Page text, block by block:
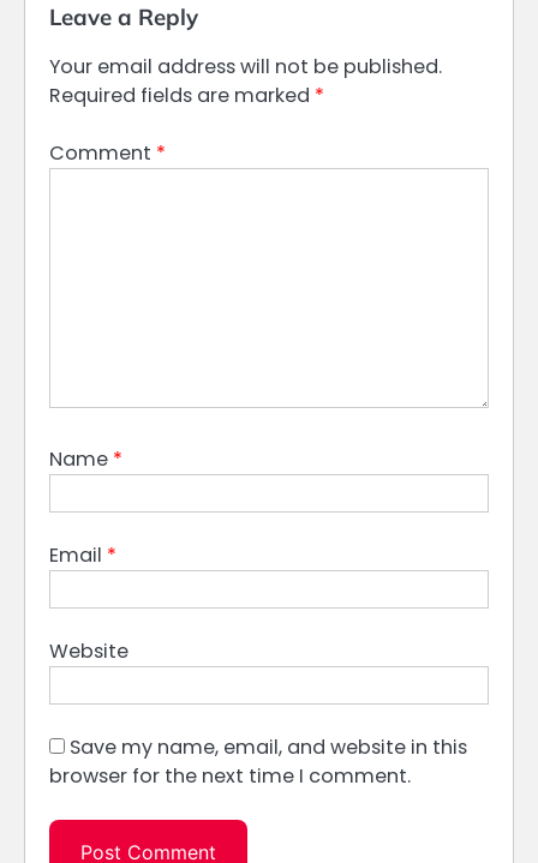
Leave a Reply
Your email address will not be published.
Required fields are marked *
Comment *
Name *
Email *
Website
Save my name, email, and website in this
browser for the next time I comment.